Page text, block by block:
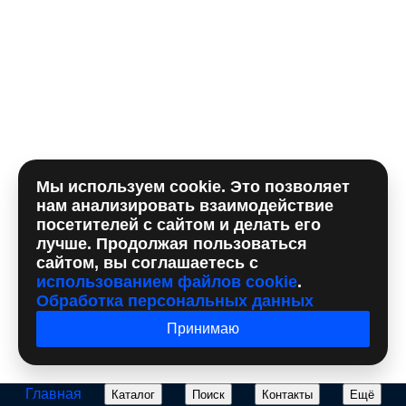
Главная Каталог Поиск Контакты Ещё
Отправляя форму, вы принимаете политику
использования сookieи даете согласие наобработку
персональных данный
Мы используем cookie. Это позволяет
нам анализировать взаимодействие
посетителей с сайтом и делать его
лучше. Продолжая пользоваться
сайтом, вы соглашаетесь с
использованием файлов cookie.
Обработка персональных данных
Принимаю